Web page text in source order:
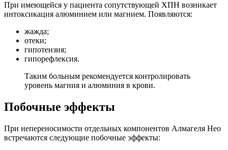
При имеющейся у пациента сопутствующей ХПН возникает
интоксикация алюминием или магнием. Появляются:
жажда;
отеки;
гипотензия;
гипорефлексия.
Таким больным рекомендуется контролировать
уровень магния и алюминия в крови.
Побочные эффекты
При непереносимости отдельных компонентов Алмагеля Нео
встречаются следующие побочные эффекты: